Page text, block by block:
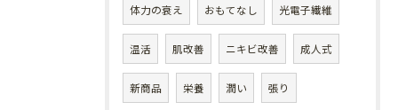
体力の衰え おもてなし 光電子繊維
温活 肌改善 ニキビ改善 成人式
新商品 栄養 潤い 張り